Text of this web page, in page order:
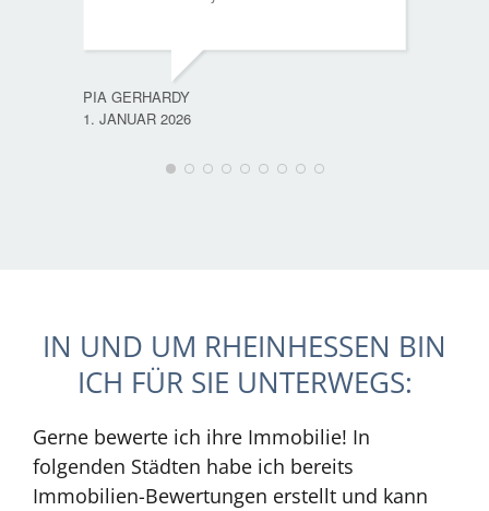
PIA GERHARDY
1. JANUAR 2026
IN UND UM RHEINHESSEN BIN
ICH FÜR SIE UNTERWEGS:
Gerne bewerte ich ihre Immobilie! In
folgenden Städten habe ich bereits
Immobilien-Bewertungen erstellt und kann